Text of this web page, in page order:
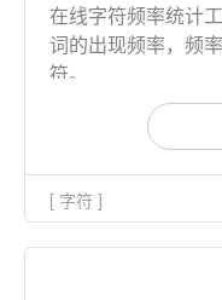
在线字符频率统计
词的出现频率，频
符。
[ 字符 ]